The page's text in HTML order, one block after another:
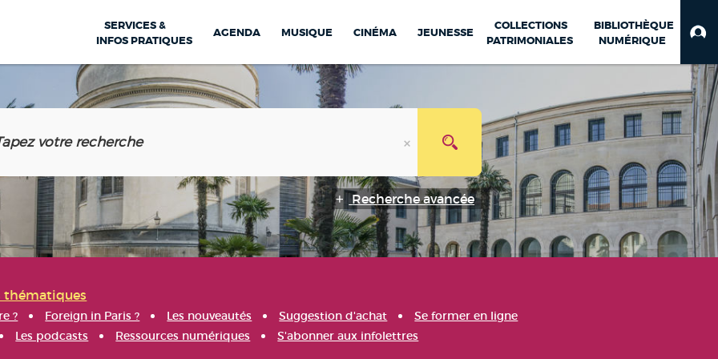
SERVICES &
INFOS PRATIQUES
AGENDA MUSIQUE CINÉMA JEUNESSE
COLLECTIONS
PATRIMONIALES
BIBLIOTHÈQUE
NUMÉRIQUE
Recherche avancée
thématiques
? Foreign in Paris ? Les nouveautés Suggestion d'achat
Se former en ligne
Les podcasts Ressources numériques S'abonner aux infolettres